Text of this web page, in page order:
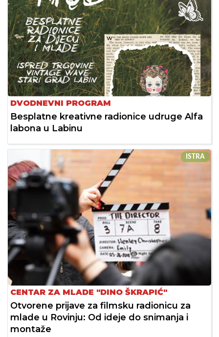
DVODNEVNI PROGRAM
Besplatne kreativne radionice udruge Alfa
labona u Labinu
ISTRA
CENTAR ZA MLADE "DINO ŠKRAPIĆ"
Otvorene prijave za filmsku radionicu za
mlade u Rovinju: Od ideje do snimanja i
montaže